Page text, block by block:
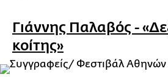
Γιάννης Παλαβός -
κοίτης»